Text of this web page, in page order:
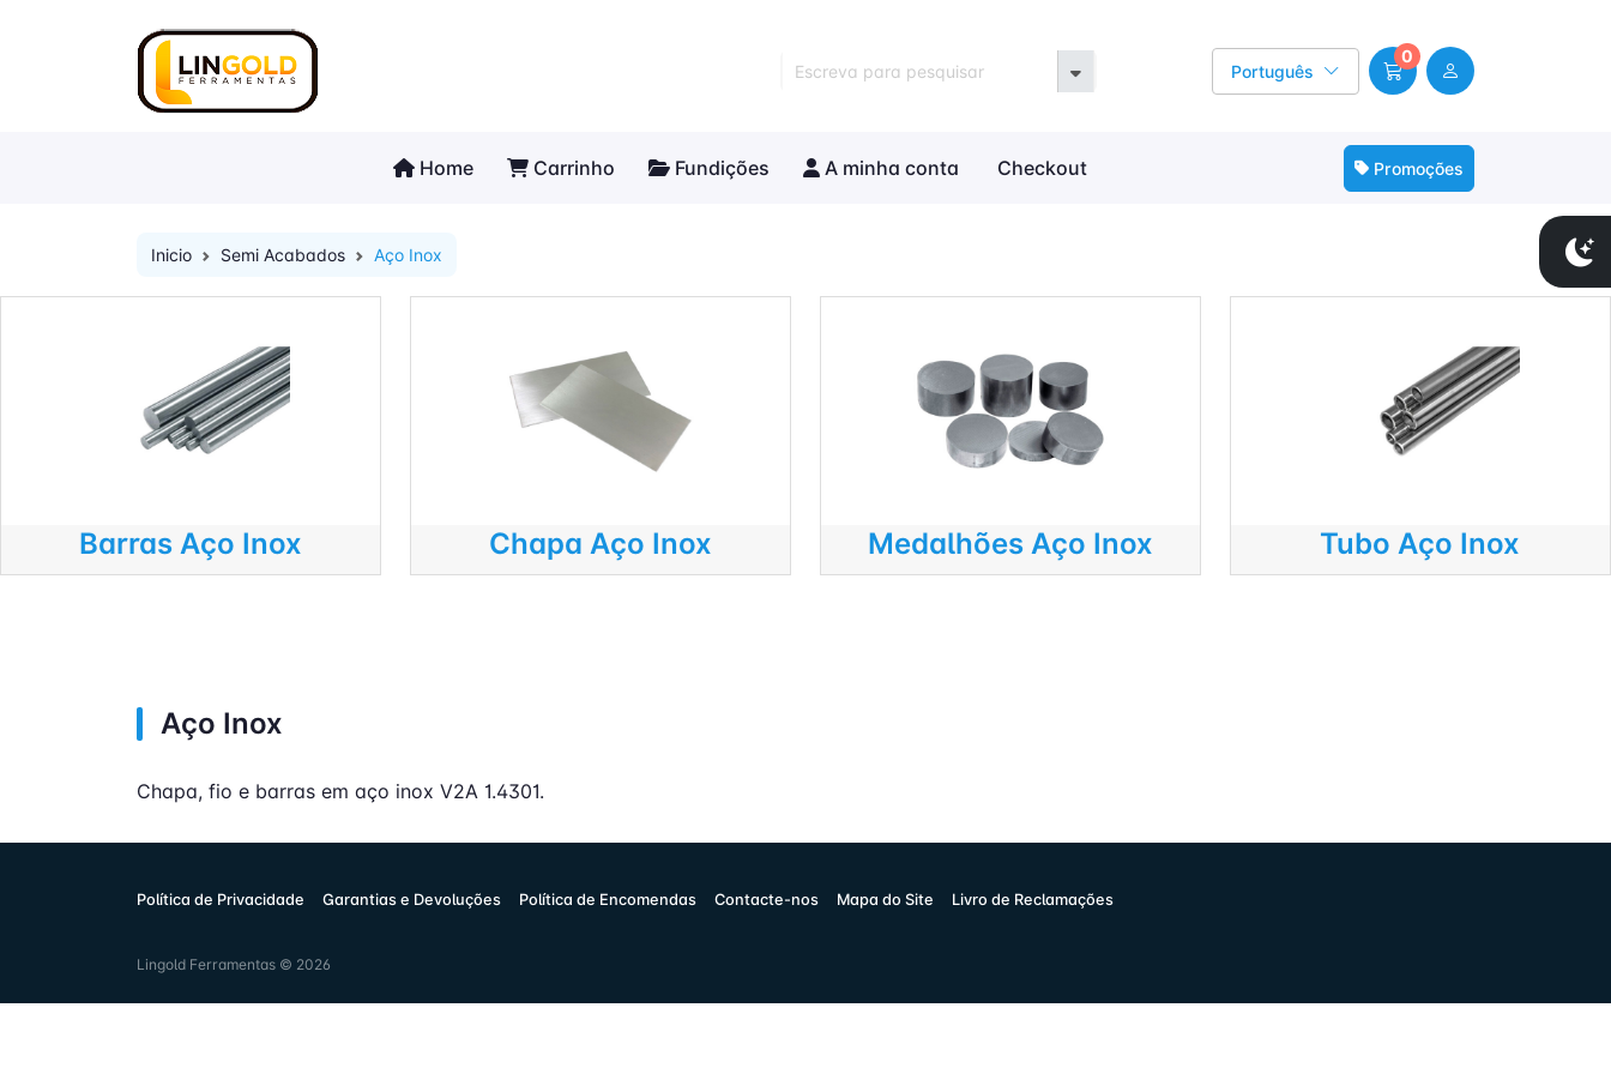
Escreva para pesquisar Português
0
Home Carrinho Fundições A minha conta Checkout Promoções
Inicio Semi Acabados Aço Inox
Barras Aço Inox Chapa Aço Inox Medalhões Aço Inox Tubo Aço Inox
Aço Inox
Chapa, fio e barras em aço inox V2A 1.4301.
Política de Privacidade Garantias e Devoluções Política de Encomendas Contacte-nos Mapa do Site Livro de Reclamações
Lingold Ferramentas © 2026